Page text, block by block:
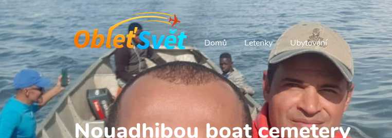
Domů Letenky Ubytování
Nouadhibou boat cemetery